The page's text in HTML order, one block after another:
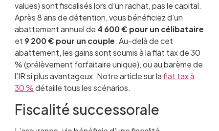
values) sont fiscalisés lors d’un rachat, pas le capital.
Après 8 ans de détention, vous bénéficiez d’un
abattement annuel de 4 600 € pour un célibataire
et 9 200 € pour un couple. Au-delà de cet
abattement, les gains sont soumis à la flat tax de 30
% (prélèvement forfaitaire unique), ou au barème de
l’IR si plus avantageux. Notre article sur laflat tax à
30 %détaille tous les scénarios.
Fiscalité successorale